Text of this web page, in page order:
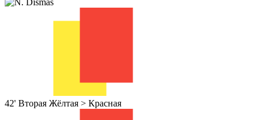
42' Вторая Жёлтая > Красная